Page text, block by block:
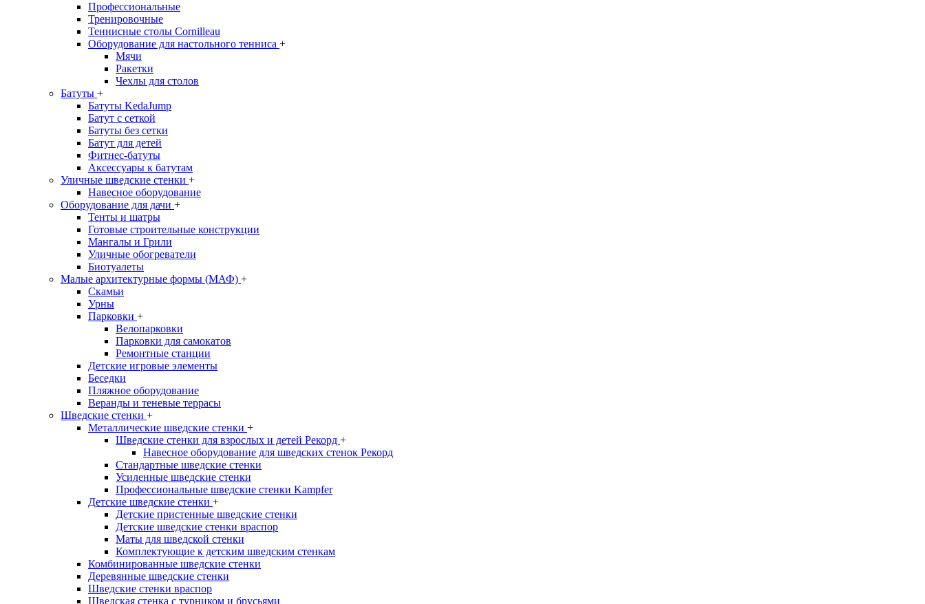
Профессиональные
Тренировочные
Теннисные столы Cornilleau
Оборудование для настольного тенниса +
Мячи
Ракетки
Чехлы для столов
Батуты +
Батуты KedaJump
Батут с сеткой
Батуты без сетки
Батут для детей
Фитнес-батуты
Аксессуары к батутам
Уличные шведские стенки +
Навесное оборудование
Оборудование для дачи +
Тенты и шатры
Готовые строительные конструкции
Мангалы и Грили
Уличные обогреватели
Биотуалеты
Малые архитектурные формы (МАФ) +
Скамьи
Урны
Парковки +
Велопарковки
Парковки для самокатов
Ремонтные станции
Детские игровые элементы
Беседки
Пляжное оборудование
Веранды и теневые террасы
Шведские стенки +
Металлические шведские стенки +
Шведские стенки для взрослых и детей Рекорд +
Навесное оборудование для шведских стенок Рекорд
Стандартные шведские стенки
Усиленные шведские стенки
Профессиональные шведские стенки Kampfer
Детские шведские стенки +
Детские пристенные шведские стенки
Детские шведские стенки враспор
Маты для шведской стенки
Комплектующие к детским шведским стенкам
Комбинированные шведские стенки
Деревянные шведские стенки
Шведские стенки враспор
Шведская стенка с турником и брусьями